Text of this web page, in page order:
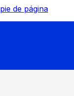
de página